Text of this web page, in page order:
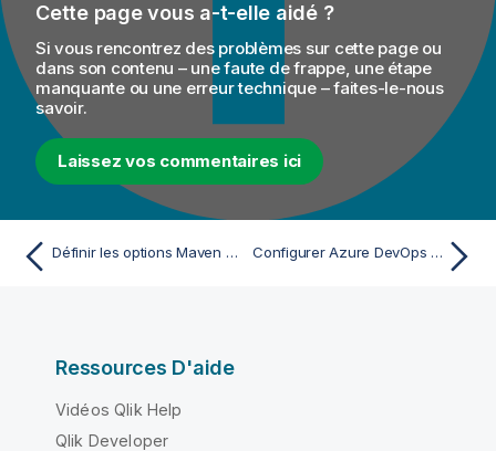
Cette page vous a-t-elle aidé ?
Si vous rencontrez des problèmes sur cette page ou
dans son contenu – une faute de frappe, une étape
manquante ou une erreur technique – faites-le-nous
savoir.
Laissez vos commentaires ici
Définir les options Maven pour construire votre projet Configurer Azure DevOps pour le développement et le déploiement des éléments de projet
Ressources D'aide
Vidéos Qlik Help
Qlik Developer